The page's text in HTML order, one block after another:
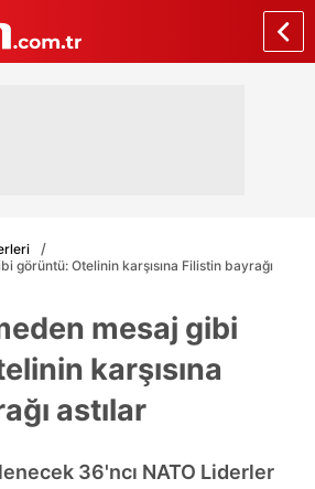
görüntü: Otelinin karşısına Filistin bayrağı
mesaj gibi
karşısına
astılar
36'ncı NATO Liderler